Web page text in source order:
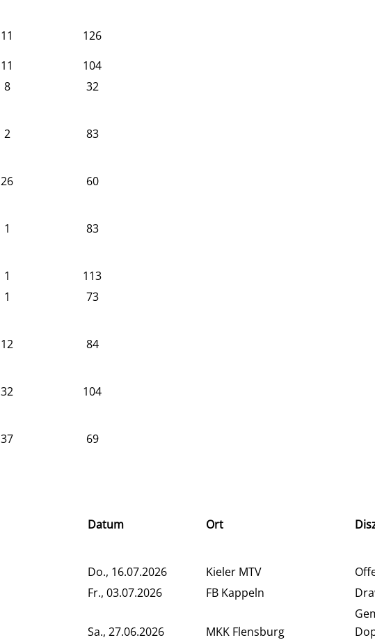
11
126
11
104
8 32
2 83
26 60
1 83
1
113
1 73
12 84
32 104
37 69
Datum Ort
Do., 16.07.2026 Kieler MTV
Fr., 03.07.2026 FB Kappeln
Sa., 27.06.2026 MKK Flensburg